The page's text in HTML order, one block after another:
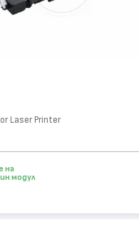
Laser Printer
на
модул